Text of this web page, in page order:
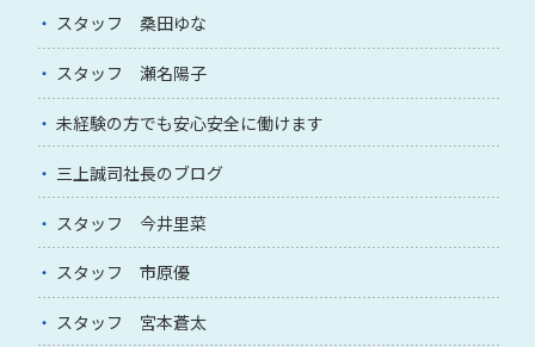
スタッフ 桑田ゆな
スタッフ 瀬名陽子
未経験の方でも安心安全に働けます
三上誠司社長のブログ
スタッフ 今井里菜
スタッフ 市原優
スタッフ 宮本蒼太